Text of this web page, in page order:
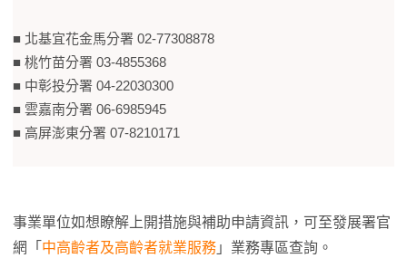
■ 北基宜花金馬分署 02-77308878
■ 桃竹苗分署 03-4855368
■ 中彰投分署 04-22030300
■ 雲嘉南分署 06-6985945
■ 高屏澎東分署 07-8210171
事業單位如想瞭解上開措施與補助申請資訊，可至發展署官
網「 中高齡者及高齡者就業服務 」業務專區查詢。